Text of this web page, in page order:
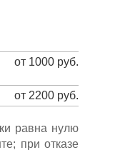
от 1000 руб.
от 2200 руб.
равна нулю
при отказе